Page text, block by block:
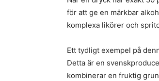
för att ge en märkbar
komplexa likörer och
Ett tydligt exempel på
Detta är en
kombinerar en fruktig